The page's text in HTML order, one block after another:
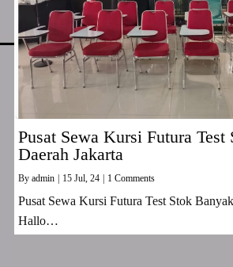
Pusat Sewa Kursi Futura Test
Daerah Jakarta
By admin 15 Jul, 24 1 Comments
Pusat Sewa Kursi Futura Test Stok
Hallo…